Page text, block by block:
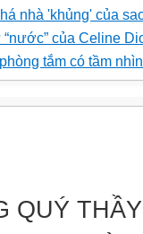
nhà 'khủng' của
“nước” của Celine
tắm có tầm
QUÝ